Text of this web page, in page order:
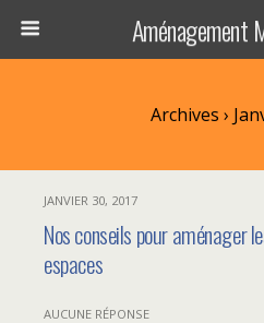
Aménagement
Archives ›
JANVIER 30, 2017
Nos conseils pour aménager
espaces
AUCUNE RÉPONSE